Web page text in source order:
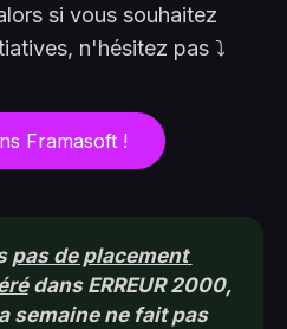
si vous souhaitez
n'hésitez pas ⤵️
Framasoft !
pas de placement
dans ERREUR 2000,
semaine ne fait pas